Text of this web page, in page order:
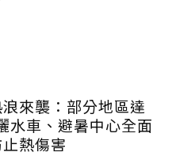
來襲：部分地區達
水車、避暑中心全面
熱傷害